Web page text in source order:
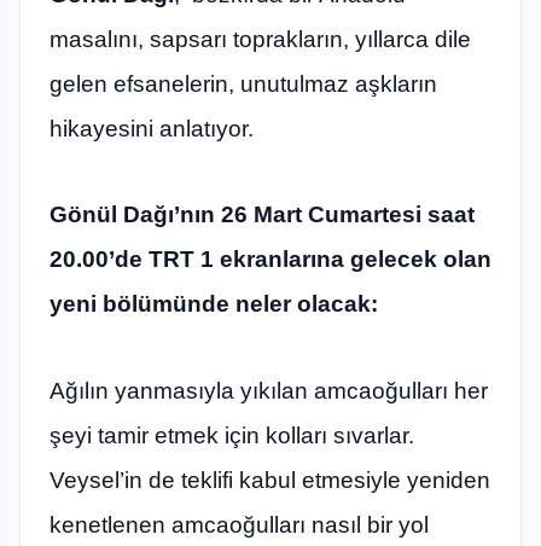
masalını, sapsarı toprakların, yıllarca dile
gelen efsanelerin, unutulmaz aşkların
hikayesini anlatıyor.
Gönül Dağı’nın 26 Mart Cumartesi saat
20.00’de TRT 1 ekranlarına gelecek olan
yeni bölümünde neler olacak:
Ağılın yanmasıyla yıkılan amcaoğulları her
şeyi tamir etmek için kolları sıvarlar.
Veysel’in de teklifi kabul etmesiyle yeniden
kenetlenen amcaoğulları nasıl bir yol